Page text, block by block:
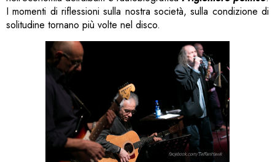
I momenti di riflessioni sulla nostra società, sulla condizione di
solitudine tornano più volte nel disco.